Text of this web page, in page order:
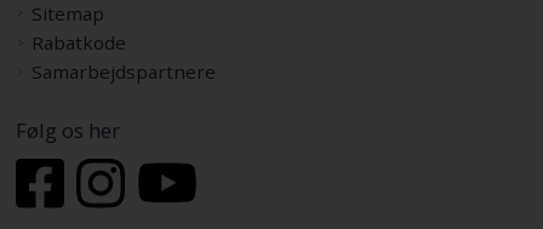
Sitemap
Rabatkode
Samarbejdspartnere
Følg os her